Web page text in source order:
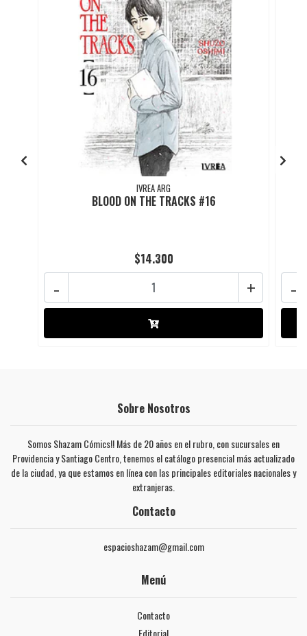
IVREA ARG
BLOOD ON THE TRACKS #16
$14.300
+
- -
Sobre Nosotros
Somos Shazam Cómics!! Más de 20 años en el rubro, con sucursales en
Providencia y Santiago Centro, tenemos el catálogo presencial más actualizado
de la ciudad, ya que estamos en línea con las principales editoriales nacionales y
extranjeras.
Contacto
espacioshazam@gmail.com
Menú
Contacto
Editorial